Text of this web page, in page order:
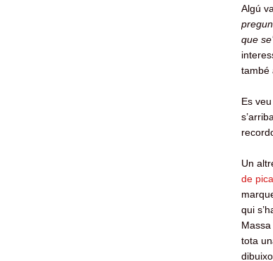
Algú
que
també
Es
Un
de
qui
tota